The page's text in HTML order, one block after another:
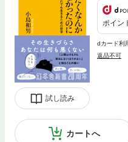
試し読み
ポイン
dカード利
返品不可
カートへ